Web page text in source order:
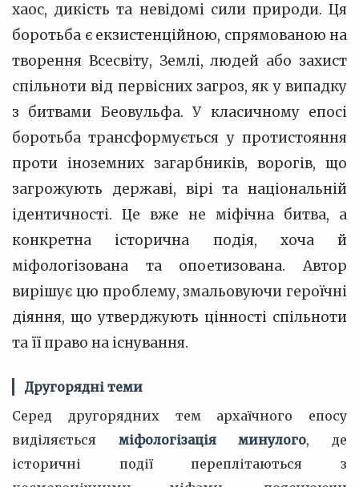
хаос, дикість та невідомі сили природи. Ця
боротьба є екзистенційною, спрямованою на
творення Всесвіту, Землі, людей або захист
спільноти від первісних загроз, як у випадку
з битвами Беовульфа. У класичному епосі
боротьба трансформується у протистояння
проти іноземних загарбників, ворогів, що
загрожують державі, вірі та національній
ідентичності. Це вже не міфічна битва, а
конкретна історична подія, хоча й
міфологізована та опоетизована. Автор
вирішує цю проблему, змальовуючи героїчні
діяння, що утверджують цінності спільноти
та її право на існування.
Другорядні теми
Серед другорядних тем архаїчного епосу
виділяється міфологізація минулого, де
історичні події переплітаються з